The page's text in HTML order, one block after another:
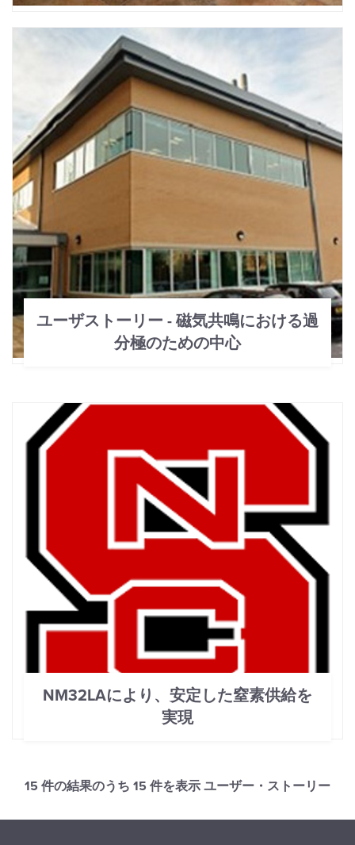
ユーザストーリー - 磁気共鳴における過
分極のための中心
NM32LAにより、安定した窒素供給を
実現
15 件の結果のうち 15 件を表示 ユーザー・ストーリー